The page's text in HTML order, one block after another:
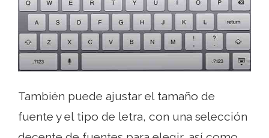
También puede ajustar el tamaño de
fuente y el tipo de letra, con una selección